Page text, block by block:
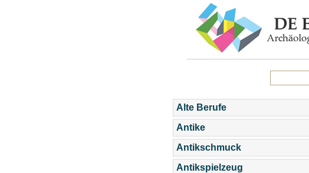
Alte Berufe
Antike
Antikschmuck
Antikspielzeug